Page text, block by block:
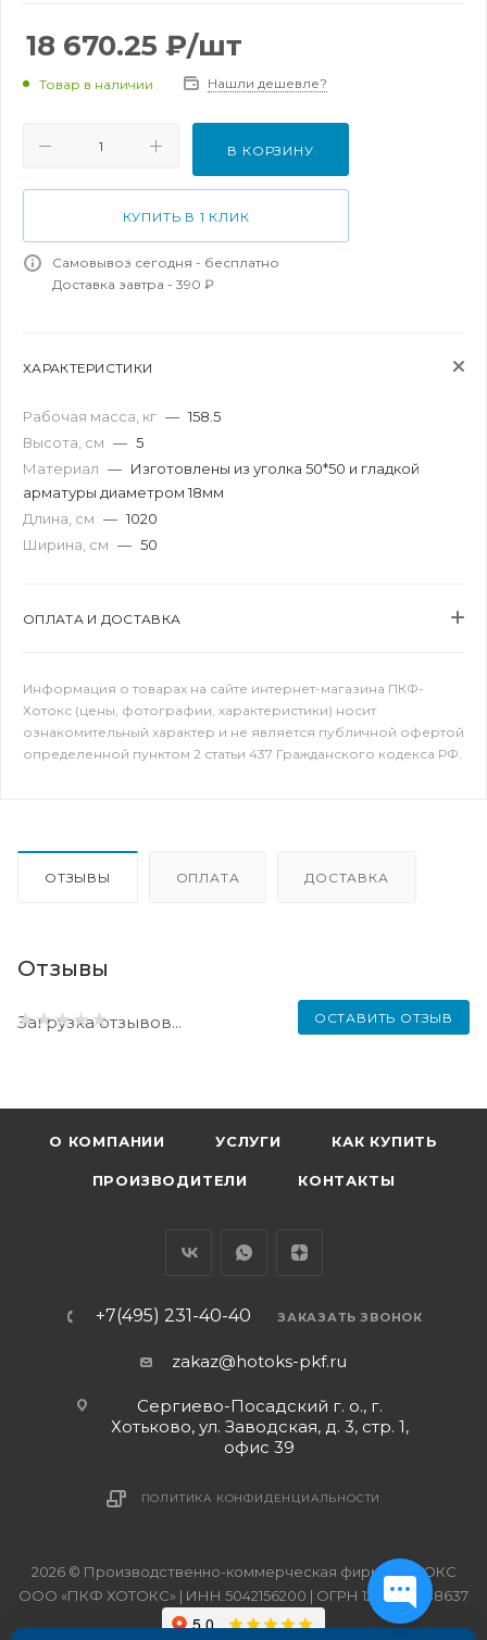
18 670.25 ₽/шт
Товар в наличии Нашли дешевле?
В КОРЗИНУ
КУПИТЬ В 1 КЛИК
Самовывоз сегодня - бесплатно
Доставка завтра - 390 ₽
ХАРАКТЕРИСТИКИ
Рабочая масса, кг — 158.5
Высота, см — 5
Материал — Изготовлены из уголка 50*50 и гладкой
арматуры диаметром 18мм
Длина, см — 1020
Ширина, см — 50
ОПЛАТА И ДОСТАВКА
Информация о товарах на сайте интернет-магазина ПКФ-
Хотокс (цены, фотографии, характеристики) носит
ознакомительный характер и не является публичной офертой
определенной пунктом 2 статьи 437 Гражданского кодекса РФ.
ОТЗЫВЫ ОПЛАТА ДОСТАВКА
Отзывы
ОСТАВИТЬ ОТЗЫВ
Загрузка отзывов...
О КОМПАНИИ УСЛУГИ КАК КУПИТЬ
ПРОИЗВОДИТЕЛИ КОНТАКТЫ
+7(495) 231-40-40 ЗАКАЗАТЬ ЗВОНОК
zakaz@hotoks-pkf.ru
Сергиево-Посадский г. о., г.
Хотьково, ул. Заводская, д. 3, стр. 1,
офис 39
ПОЛИТИКА КОНФИДЕНЦИАЛЬНОСТИ
2026 © Производственно-коммерческая фирма ХОТОКС
ООО «ПКФ ХОТОКС» | ИНН 5042156200 | ОГРН 1215000038637